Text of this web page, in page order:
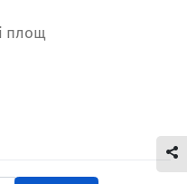
площ